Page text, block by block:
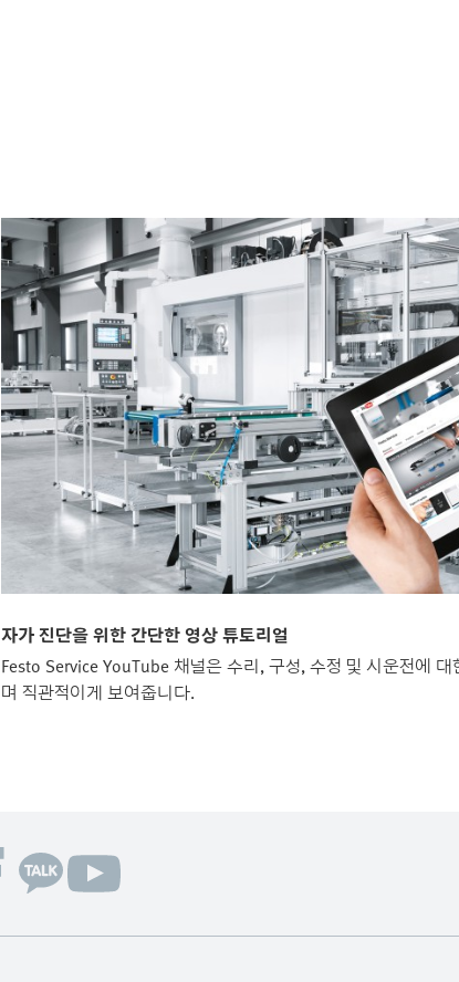
자가 진단을 위한 간단한 영상 튜토리얼
Festo Service YouTube 채널은 수리, 구성, 수정 및 시운전에
며 직관적이게 보여줍니다.